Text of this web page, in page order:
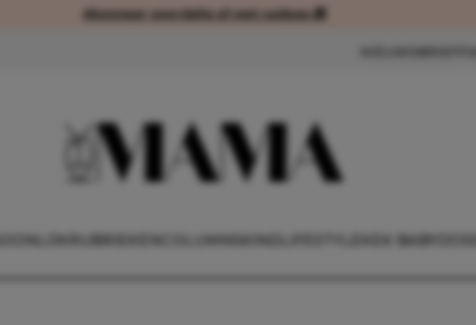
Abonneer voordelig of met cadeau 🎁Abonneer voordelig of met cadeau 🎁